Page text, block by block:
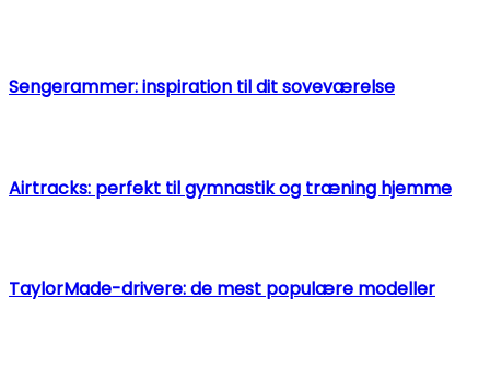
Sengerammer: inspiration til dit soveværelse
Airtracks: perfekt til gymnastik og træning hjemme
TaylorMade-drivere: de mest populære modeller